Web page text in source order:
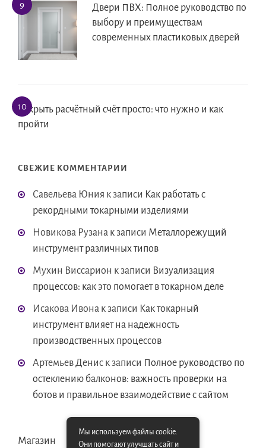
Двери ПВХ: Полное руководство по
выбору и преимуществам
современных пластиковых дверей
Открыть расчётный счёт просто: что нужно и как
пройти
СВЕЖИЕ КОММЕНТАРИИ
Савельева Юния к записи Как работать с
рекордными токарными изделиями
Новикова Рузана к записи Металлорежущий
инструмент различных типов
Мухин Виссарион к записи Визуализация
процессов: как это помогает в токарном деле
Исакова Ивона к записи Как токарный
инструмент влияет на надежность
производственных процессов
Артемьев Денис к записи Полное руководство по
остеклению балконов: важность проверки на
ботов и правильное взаимодействие с сайтом
Магазин
Мы используем файлы cookie.
Они помогают улучшать сайт и